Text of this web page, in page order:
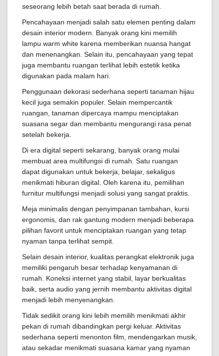
seseorang lebih betah saat berada di rumah.
Pencahayaan menjadi salah satu elemen penting dalam
desain interior modern. Banyak orang kini memilih
lampu warm white karena memberikan nuansa hangat
dan menenangkan. Selain itu, pencahayaan yang tepat
juga membantu ruangan terlihat lebih estetik ketika
digunakan pada malam hari.
Penggunaan dekorasi sederhana seperti tanaman hijau
kecil juga semakin populer. Selain mempercantik
ruangan, tanaman dipercaya mampu menciptakan
suasana segar dan membantu mengurangi rasa penat
setelah bekerja.
Di era digital seperti sekarang, banyak orang mulai
membuat area multifungsi di rumah. Satu ruangan
dapat digunakan untuk bekerja, belajar, sekaligus
menikmati hiburan digital. Oleh karena itu, pemilihan
furnitur multifungsi menjadi solusi yang sangat praktis.
Meja minimalis dengan penyimpanan tambahan, kursi
ergonomis, dan rak gantung modern menjadi beberapa
pilihan favorit untuk menciptakan ruangan yang tetap
nyaman tanpa terlihat sempit.
Selain desain interior, kualitas perangkat elektronik juga
memiliki pengaruh besar terhadap kenyamanan di
rumah. Koneksi internet yang stabil, layar berkualitas
baik, serta audio yang jernih membantu aktivitas digital
menjadi lebih menyenangkan.
Tidak sedikit orang kini lebih memilih menikmati akhir
pekan di rumah dibandingkan pergi keluar. Aktivitas
sederhana seperti menonton film, mendengarkan musik,
atau sekadar menikmati suasana kamar yang nyaman